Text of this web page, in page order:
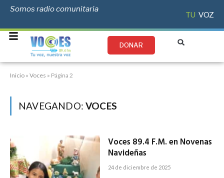
Somos radio comunitaria
TU VOZ
DONAR
Inicio » Voces » Página 2
NAVEGANDO:VOCES
Voces 89.4 F.M. en Novenas
Navideñas
24 de diciembre de 2025